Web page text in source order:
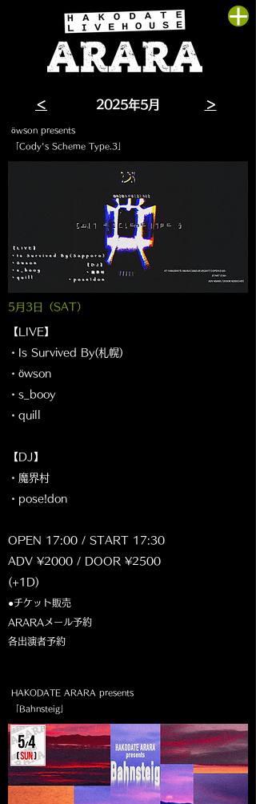
öwson presents
「Cody's Scheme Type.3」
5月3 日（SAT）
【LIVE】
・Is Survived By(札幌)
・öwson
・s_booy
・quill
【DJ】
・魔界村
・pose!don
OPEN 17:00 / START 17:30
ADV ¥2000 / DOOR ¥2500
(+1D)
●チケット販売
ARARAメール予約
各出演者予約​
HAKODATE ARARA presents
「Bahnsteig」
​2025年5月 ＞
＜